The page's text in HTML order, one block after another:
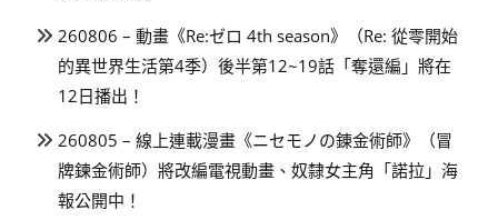
260806 – 動畫《Re:ゼロ 4th season》（Re: 從零開始
的異世界生活第4季）後半第12~19話「奪還編」將在
12日播出！
260805 – 線上連載漫畫《ニセモノの錬金術師》（冒
牌鍊金術師）將改編電視動畫、奴隸女主角「諾拉」海
報公開中！